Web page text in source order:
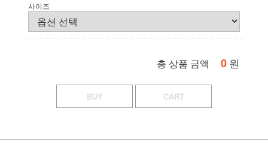
사이즈
총 상품 금액 0 원
BUY CART